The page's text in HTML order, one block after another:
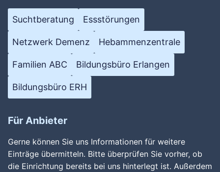
Suchtberatung Essstörungen
Netzwerk Demenz Hebammenzentrale
Familien ABC Bildungsbüro Erlangen
Bildungsbüro ERH
Für Anbieter
Gerne können Sie uns Informationen für weitere
Einträge übermitteln. Bitte überprüfen Sie vorher, ob
die Einrichtung bereits bei uns hinterlegt ist. Außerdem